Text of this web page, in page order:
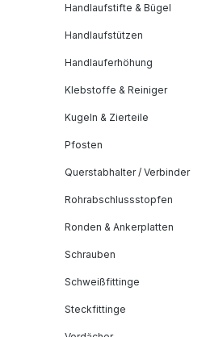
Handlaufstifte & Bügel
Handlaufstützen
Handlauferhöhung
Klebstoffe & Reiniger
Kugeln & Zierteile
Pfosten
Querstabhalter / Verbinder
Rohrabschlussstopfen
Ronden & Ankerplatten
Schrauben
Schweißfittinge
Steckfittinge